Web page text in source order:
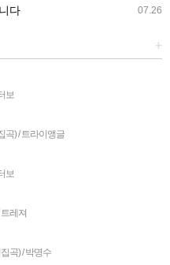
07.26
다
+
보
곡) / 트라이앵글
보
트레져
곡) / 박명수